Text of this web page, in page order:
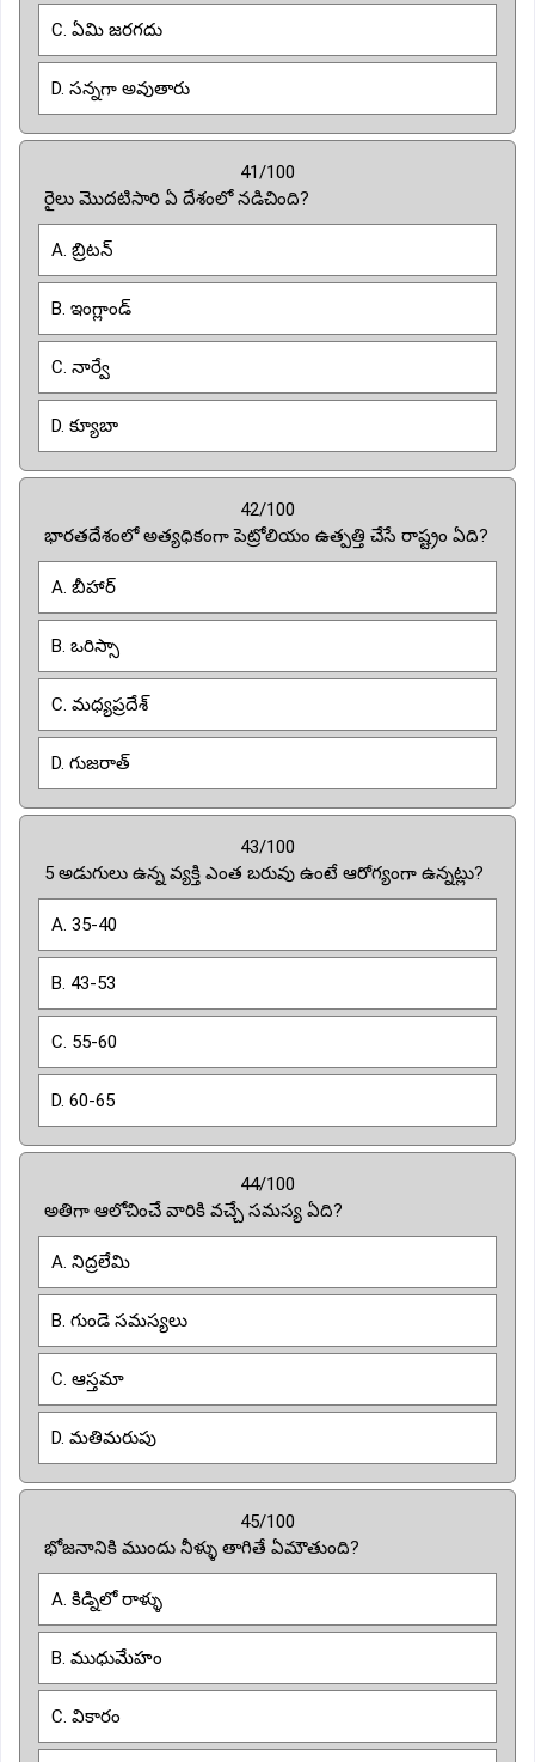
C. ఏమి జరగదు
D. సన్నగా అవుతారు
41/100
రైలు మొదటిసారి ఏ దేశంలో నడిచింది?
A. బ్రిటన్
B. ఇంగ్లాండ్
C. నార్వే
D. క్యూబా
42/100
భారతదేశంలో అత్యధికంగా పెట్రోలియం ఉత్పత్తి చేసే రాష్ట్రం ఏది?
A. బీహార్
B. ఒరిస్సా
C. మధ్యప్రదేశ్
D. గుజరాత్
43/100
5 అడుగులు ఉన్న వ్యక్తి ఎంత బరువు ఉంటే ఆరోగ్యంగా ఉన్నట్లు?
Α. 35-40
B. 43-53
C. 55-60
D. 60-65
44/100
అతిగా ఆలోచించే వారికి వచ్చే సమస్య ఏది?
A. నిద్రలేమి
B. గుండె సమస్యలు
C. ఆస్తమా
D. మతిమరుపు
45/100
భోజనానికి ముందు నీళ్ళు తాగితే ఏమౌతుంది?
A. కిడ్నిలో రాళ్ళు
B. ముధుమేహం
C. వికారం